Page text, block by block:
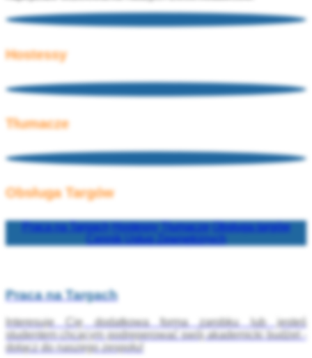
Hostessy
Tłumacze
Obsługa Targów
Praca na Targach Hostessy Tłumacze Obsługa targów
Cennik Usług Zewnętrznych
Praca na Targach
Interesuje Cię dodatkowa forma zarobku lub jesteś
studentem chcącym podreperować swój akademicki budżet -
dołącz do naszego zespołu!